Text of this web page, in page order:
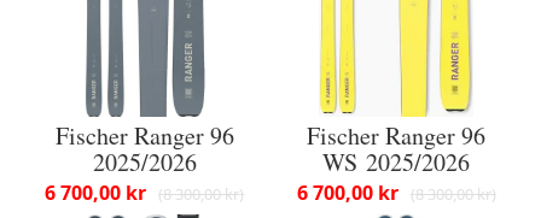
Fischer Ranger 96
2025/2026
8 300,00 kr
6 700,00 kr
Fischer Ranger 96
WS 2025/2026
8 300,00 kr
6 700,00 kr